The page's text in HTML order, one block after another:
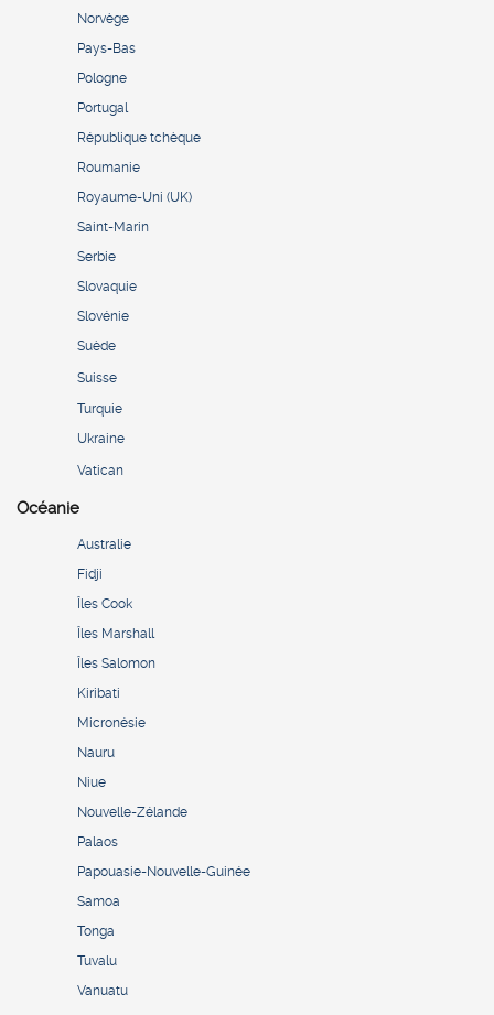
Norvège
Pays-Bas
Pologne
Portugal
République tchèque
Roumanie
Royaume-Uni (UK)
Saint-Marin
Serbie
Slovaquie
Slovénie
Suède
Suisse
Turquie
Ukraine
Vatican
Océanie
Australie
Fidji
Îles Cook
Îles Marshall
Îles Salomon
Kiribati
Micronésie
Nauru
Niue
Nouvelle-Zélande
Palaos
Papouasie-Nouvelle-Guinée
Samoa
Tonga
Tuvalu
Vanuatu